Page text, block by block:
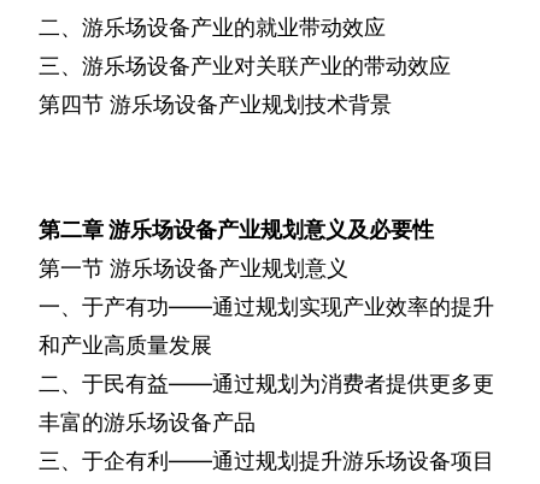
二、游乐场设备产业的就业带动效应
三、游乐场设备产业对关联产业的带动效应
第四节 游乐场设备产业规划技术背景
第二章游乐场设备产业规划意义及必要性
第一节 游乐场设备产业规划意义
一、于产有功——通过规划实现产业效率的提升
和产业高质量发展
二、于民有益——通过规划为消费者提供更多更
丰富的游乐场设备产品
三、于企有利——通过规划提升游乐场设备项目